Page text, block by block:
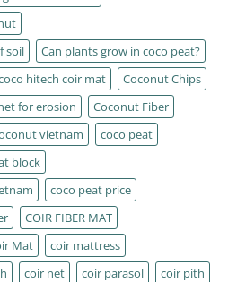
soil
Can plants grow in coco peat?
hitech coir mat
Coconut Chips
for erosion
Coconut Fiber
vietnam
coco peat
block
coco peat price
COIR FIBER MAT
Mat
coir mattress
coir net coir parasol
coir pith